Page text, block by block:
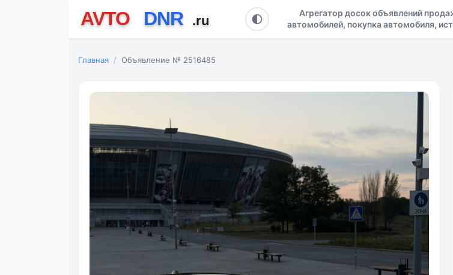
Агрегатор досок объявлений
автомобилей, покупка автомобиля,
авто в ДНР и ЛНР
Главная Объявление № 2516485